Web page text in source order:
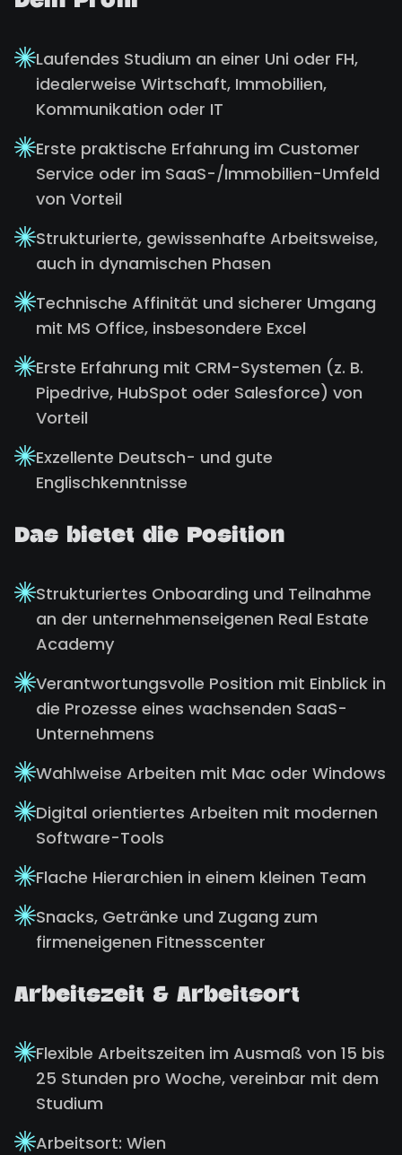
Laufendes Studium an einer Uni oder FH,
idealerweise Wirtschaft, Immobilien,
Kommunikation oder IT
Erste praktische Erfahrung im Customer
Service oder im SaaS-/Immobilien-Umfeld
von Vorteil
Strukturierte, gewissenhafte Arbeitsweise,
auch in dynamischen Phasen
Technische Affinität und sicherer Umgang
mit MS Office, insbesondere Excel
Erste Erfahrung mit CRM-Systemen (z. B.
Pipedrive, HubSpot oder Salesforce) von
Vorteil
Exzellente Deutsch- und gute
Englischkenntnisse
Das bietet die Position
Strukturiertes Onboarding und Teilnahme
an der unternehmenseigenen Real Estate
Academy
Verantwortungsvolle Position mit Einblick in
die Prozesse eines wachsenden SaaS-
Unternehmens
Wahlweise Arbeiten mit Mac oder Windows
Digital orientiertes Arbeiten mit modernen
Software-Tools
Flache Hierarchien in einem kleinen Team
Snacks, Getränke und Zugang zum
firmeneigenen Fitnesscenter
Arbeitszeit & Arbeitsort
Flexible Arbeitszeiten im Ausmaß von 15 bis
25 Stunden pro Woche, vereinbar mit dem
Studium
Arbeitsort: Wien